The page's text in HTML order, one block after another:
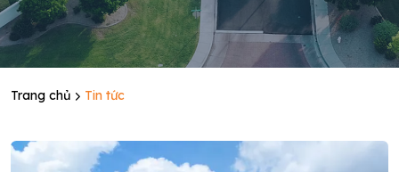
Trang chủ Tin tức